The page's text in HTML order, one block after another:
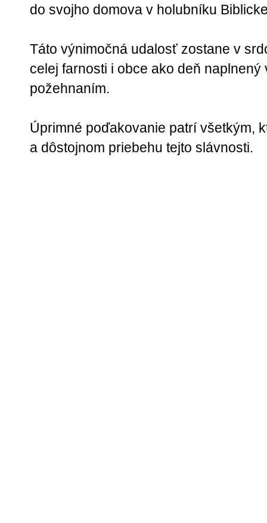
do svojho domova v holubníku
Táto výnimočná udalosť zostane v
celej farnosti i obce ako deň
požehnaním.
Úprimné poďakovanie patrí všetkým,
a dôstojnom priebehu tejto slávnosti.